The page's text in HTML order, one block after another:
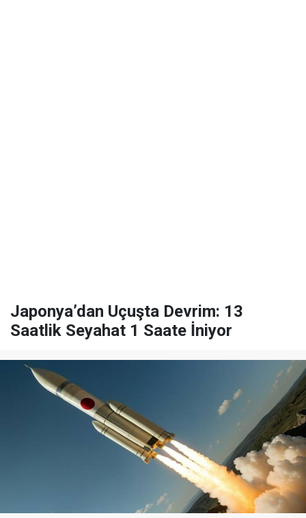
Japonya’dan Uçuşta Devrim: 13
Saatlik Seyahat 1 Saate İniyor